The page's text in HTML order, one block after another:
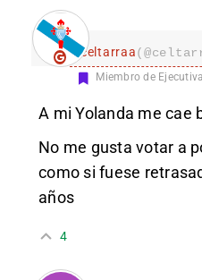
celtarraa
Miembro de Ejecutiva
A mi Yolanda me cae
No me gusta votar a
como si fuese
años
4